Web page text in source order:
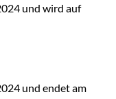
und wird auf
und endet am